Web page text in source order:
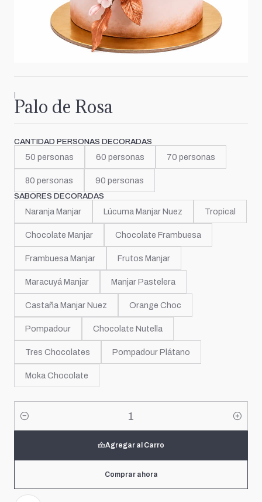
|
Palo de Rosa
CANTIDAD PERSONAS DECORADAS
50 personas 60 personas 70 personas
80 personas 90 personas
SABORES DECORADAS
Naranja Manjar Lúcuma Manjar Nuez Tropical
Chocolate Manjar Chocolate Frambuesa
Frambuesa Manjar Frutos Manjar
Maracuyá Manjar Manjar Pastelera
Castaña Manjar Nuez Orange Choc
Pompadour Chocolate Nutella
Tres Chocolates Pompadour Plátano
Moka Chocolate
Cantidad
Agregar al Carro
Comprar ahora